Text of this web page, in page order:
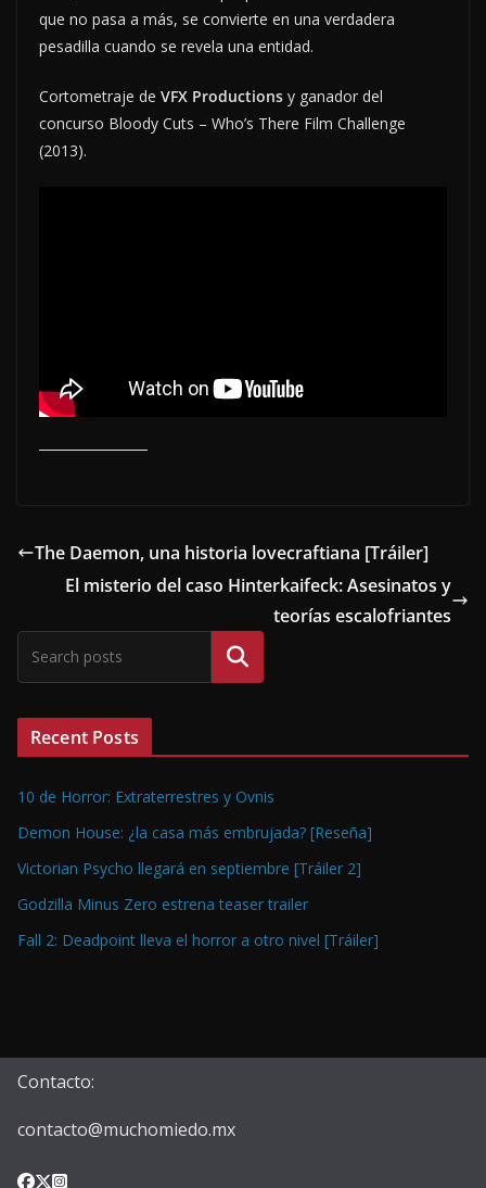
que no pasa a más, se convierte en una verdadera
pesadilla cuando se revela una entidad.
Cortometraje de VFX Productions y ganador del
concurso Bloody Cuts – Who’s There Film Challenge
(2013).
The Daemon, una historia lovecraftiana [Tráiler]
El misterio del caso Hinterkaifeck: Asesinatos y
teorías escalofriantes
Buscar
Recent Posts
10 de Horror: Extraterrestres y Ovnis
Demon House: ¿la casa más embrujada? [Reseña]
Victorian Psycho llegará en septiembre [Tráiler 2]
Godzilla Minus Zero estrena teaser trailer
Fall 2: Deadpoint lleva el horror a otro nivel [Tráiler]
Contacto:
contacto@muchomiedo.mx